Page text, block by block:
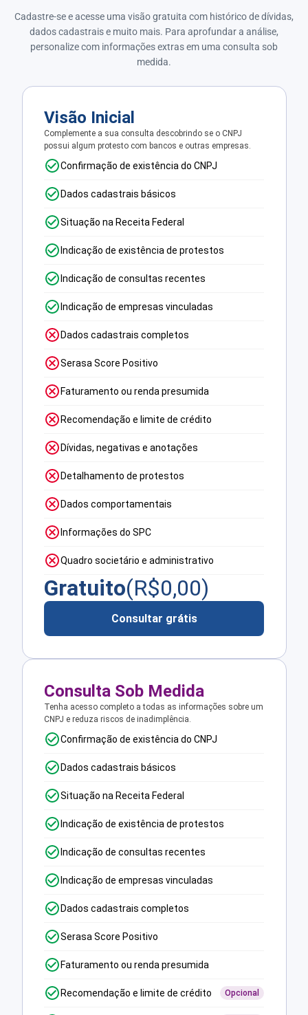
Cadastre-se e acesse uma visão gratuita com histórico de dívidas,
dados cadastrais e muito mais. Para aprofundar a análise,
personalize com informações extras em uma consulta sob
medida.
Visão Inicial
Complemente a sua consulta descobrindo se o CNPJ
possui algum protesto com bancos e outras empresas.
Confirmação de existência do CNPJ
Dados cadastrais básicos
Situação na Receita Federal
Indicação de existência de protestos
Indicação de consultas recentes
Indicação de empresas vinculadas
Dados cadastrais completos
Serasa Score Positivo
Faturamento ou renda presumida
Recomendação e limite de crédito
Dívidas, negativas e anotações
Detalhamento de protestos
Dados comportamentais
Informações do SPC
Quadro societário e administrativo
Gratuito(R$0,00)
Consultar grátis
Consulta Sob Medida
Tenha acesso completo a todas as informações sobre um
CNPJ e reduza riscos de inadimplência.
Confirmação de existência do CNPJ
Dados cadastrais básicos
Situação na Receita Federal
Indicação de existência de protestos
Indicação de consultas recentes
Indicação de empresas vinculadas
Dados cadastrais completos
Serasa Score Positivo
Faturamento ou renda presumida
Recomendação e limite de crédito Opcional